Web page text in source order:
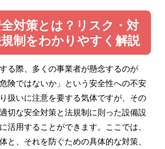
対策とは？リスク・対
制をわかりやすく解説
る際、多くの事業者が懸念するのが
険ではないか」という安全性への不安
扱いに注意を要する気体ですが、その
切な安全対策と法規制に則った設備設
活用することができます。ここでは、
と、それを防ぐための具体的な対策、